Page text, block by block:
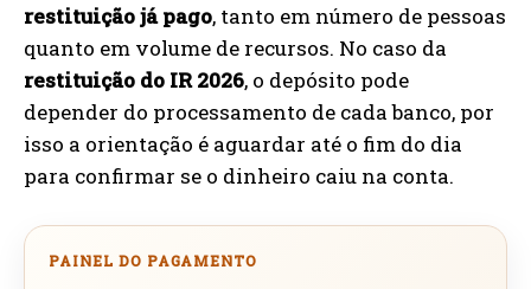
restituição já pago, tanto em número de pessoas
quanto em volume de recursos. No caso da
restituição do IR 2026, o depósito pode
depender do processamento de cada banco, por
isso a orientação é aguardar até o fim do dia
para confirmar se o dinheiro caiu na conta.
PAINEL DO PAGAMENTO